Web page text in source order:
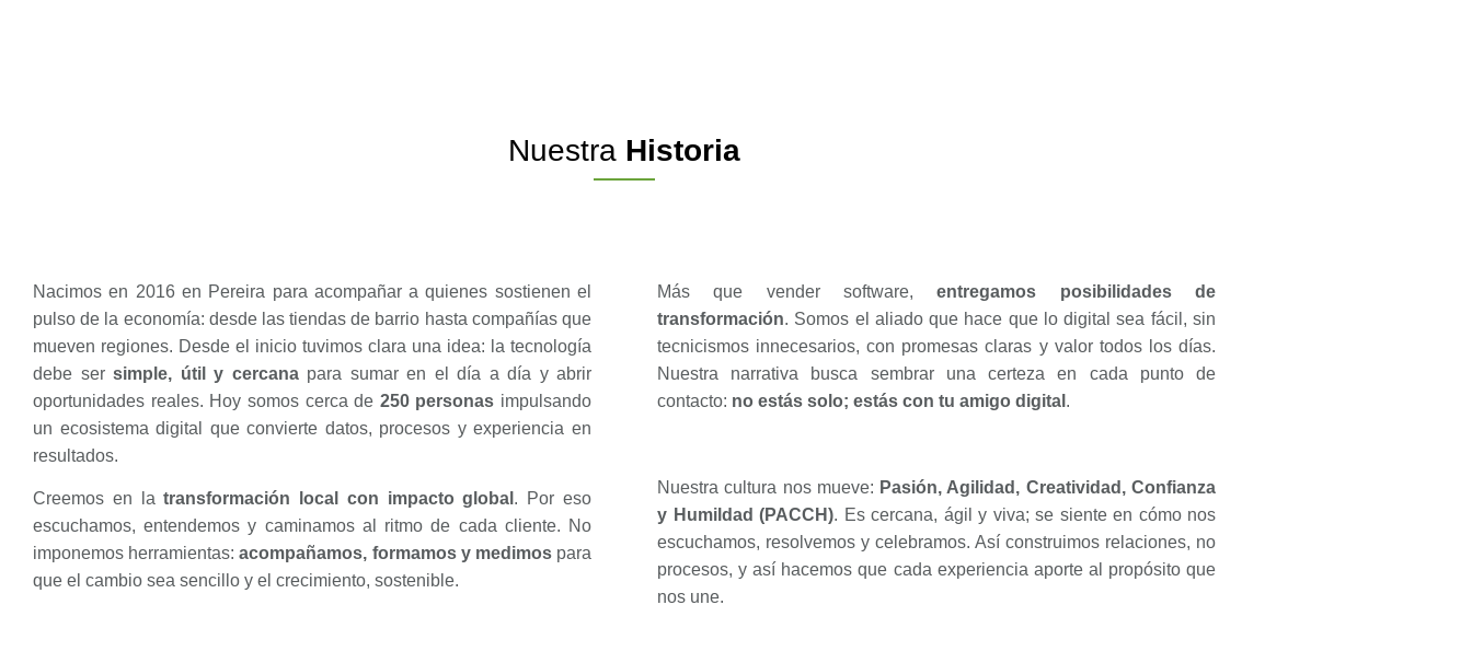
Nuestra Historia
Nacimos en 2016 en Pereira para acompañar a quienes sostienen el
pulso de la economía: desde las tiendas de barrio hasta compañías que
mueven regiones. Desde el inicio tuvimos clara una idea: la tecnología
debe ser simple, útil y cercanapara sumar en el día a día y abrir
oportunidades reales. Hoy somos cerca de 250 personas impulsando
un ecosistema digital que convierte datos, procesos y experiencia en
resultados.
Creemos en latransformación local con impacto global . Por eso
escuchamos, entendemos y caminamos al ritmo de cada cliente. No
imponemos herramientas:acompañamos, formamos y medimospara
que el cambio sea sencillo y el crecimiento, sostenible.
Más que vender software,entregamos posibilidades de
transformación. Somos el aliado que hace que lo digital sea fácil, sin
tecnicismos innecesarios, con promesas claras y valor todos los días.
Nuestra narrativa busca sembrar una certeza en cada punto de
contacto: no estás solo; estás con tu amigo digital .
Nuestra cultura nos mueve: Pasión, Agilidad, Creatividad, Confianza
y Humildad (PACCH). Es cercana, ágil y viva; se siente en cómo nos
escuchamos, resolvemos y celebramos. Así construimos relaciones, no
procesos, y así hacemos que cada experiencia aporte al propósito que
nos une.